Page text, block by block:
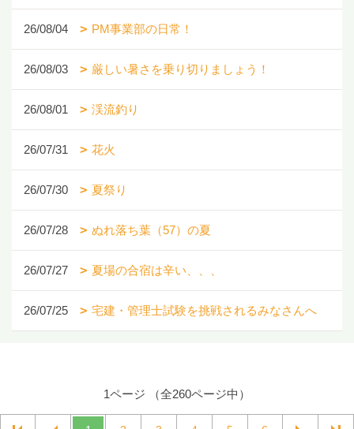
26/08/04 PM事業部の日常！
26/08/03 厳しい暑さを乗り切りましょう！
26/08/01 渓流釣り
26/07/31 花火
26/07/30 夏祭り
26/07/28 ぬれ落ち葉（57）の夏
26/07/27 夏場の合宿は辛い、、、
26/07/25 宅建・管理士試験を挑戦されるみなさんへ
1ページ （全260ページ中）